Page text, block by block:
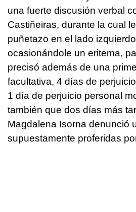
una fuerte discusión verbal
Castiñeiras, durante la cual
puñetazo en el lado
ocasionándole un eritema,
precisó además de una
facultativa, 4 días de
1 día de perjuicio personal
también que dos días más
Magdalena Isorna denunció
supuestamente proferidas